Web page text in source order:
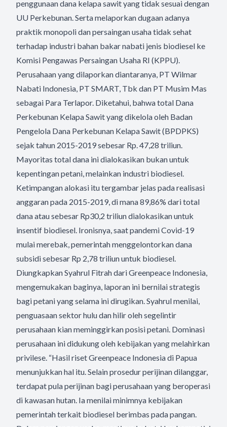
penggunaan dana kelapa sawit yang tidak sesuai dengan
UU Perkebunan. Serta melaporkan dugaan adanya
praktik monopoli dan persaingan usaha tidak sehat
terhadap industri bahan bakar nabati jenis biodiesel ke
Komisi Pengawas Persaingan Usaha RI (KPPU).
Perusahaan yang dilaporkan diantaranya, PT Wilmar
Nabati Indonesia, PT SMART, Tbk dan PT Musim Mas
sebagai Para Terlapor. Diketahui, bahwa total Dana
Perkebunan Kelapa Sawit yang dikelola oleh Badan
Pengelola Dana Perkebunan Kelapa Sawit (BPDPKS)
sejak tahun 2015-2019 sebesar Rp. 47,28 triliun.
Mayoritas total dana ini dialokasikan bukan untuk
kepentingan petani, melainkan industri biodiesel.
Ketimpangan alokasi itu tergambar jelas pada realisasi
anggaran pada 2015-2019, di mana 89,86% dari total
dana atau sebesar Rp30,2 triliun dialokasikan untuk
insentif biodiesel. Ironisnya, saat pandemi Covid-19
mulai merebak, pemerintah menggelontorkan dana
subsidi sebesar Rp 2,78 triliun untuk biodiesel.
Diungkapkan Syahrul Fitrah dari Greenpeace Indonesia,
mengemukakan baginya, laporan ini bernilai strategis
bagi petani yang selama ini dirugikan. Syahrul menilai,
penguasaan sektor hulu dan hilir oleh segelintir
perusahaan kian meminggirkan posisi petani. Dominasi
perusahaan ini didukung oleh kebijakan yang melahirkan
privilese. “Hasil riset Greenpeace Indonesia di Papua
menunjukkan hal itu. Selain prosedur perijinan dilanggar,
terdapat pula perijinan bagi perusahaan yang beroperasi
di kawasan hutan. Ia menilai minimnya kebijakan
pemerintah terkait biodiesel berimbas pada pangan.